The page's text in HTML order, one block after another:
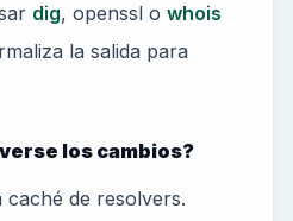
dig, openssl o whois
la salida para
los cambios?
caché de resolvers.